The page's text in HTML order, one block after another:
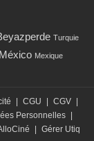
Turquie
Mexique
CGU CGV
Personnelles
Gérer Utiq